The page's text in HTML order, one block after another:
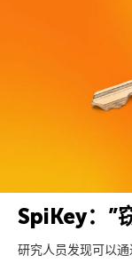
SpiKey：”
研究人员发现可以通